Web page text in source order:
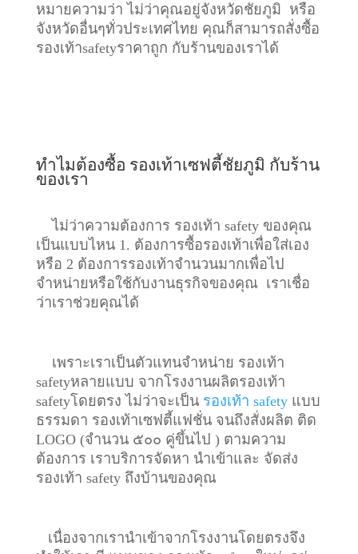
หมายความว่า ไม่ว่าคุณอยู่จังหวัดชัยภูมิ หรือ
จังหวัดอื่นๆทั่วประเทศไทย คุณก็สามารถสั่งซื้อ
รองเท้าsafetyราคาถูก กับร้านของเราได้
ทำไมต้องซื้อ รองเท้าเซฟตี้ชัยภูมิ กับร้าน
ของเรา
ไม่ว่าความต้องการ รองเท้า safety ของคุณ
เป็นแบบไหน 1. ต้องการซื้อรองเท้าเพื่อใส่เอง
หรือ 2 ต้องการรองเท้าจำนวนมากเพื่อไป
จำหน่ายหรือใช้กับงานธุรกิจของคุณ เราเชื่อ
ว่าเราช่วยคุณได้
เพราะเราเป็นตัวแทนจำหน่าย รองเท้า
safetyหลายแบบ จากโรงงานผลิตรองเท้า
safetyโดยตรง ไม่ว่าจะเป็น รองเท้า safetyแบบ
ธรรมดา รองเท้าเซฟตี้แฟชั่น จนถึงสั่งผลิต ติด
LOGO (จำนวน ๕๐๐ คู่ขึ้นไป ) ตามความ
ต้องการ เราบริการจัดหา นำเข้าและ จัดส่ง
รองเท้า safety ถึงบ้านของคุณ
เนื่องจากเรานำเข้าจากโรงงานโดยตรงจึง